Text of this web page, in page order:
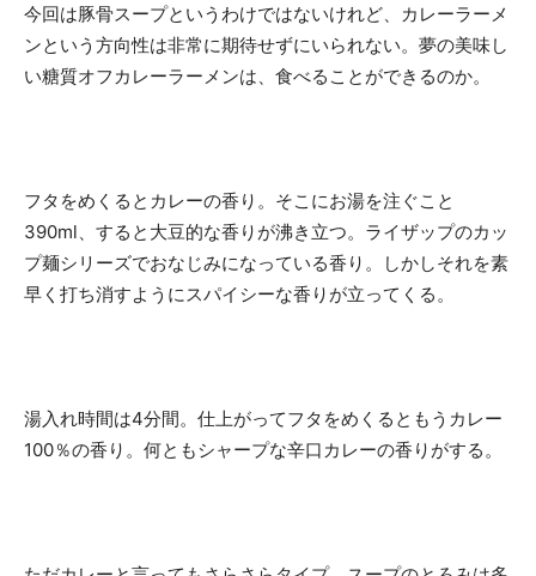
今回は豚骨スープというわけではないけれど、カレーラーメ
ンという方向性は非常に期待せずにいられない。夢の美味し
い糖質オフカレーラーメンは、食べることができるのか。
フタをめくるとカレーの香り。そこにお湯を注ぐこと
390ml、すると大豆的な香りが沸き立つ。ライザップのカッ
プ麺シリーズでおなじみになっている香り。しかしそれを素
早く打ち消すようにスパイシーな香りが立ってくる。
湯入れ時間は4分間。仕上がってフタをめくるともうカレー
100％の香り。何ともシャープな辛口カレーの香りがする。